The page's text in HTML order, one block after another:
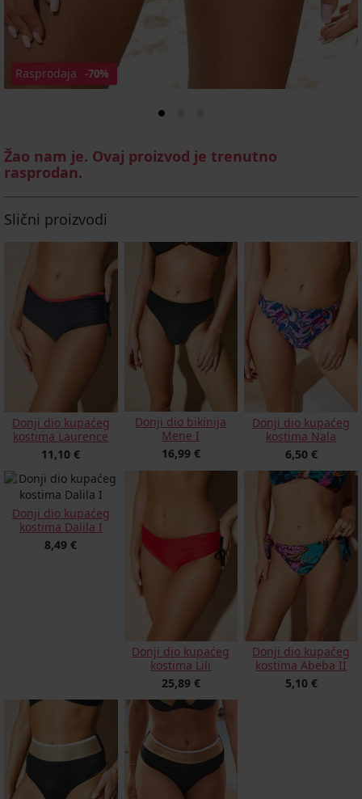
Rasprodaja -70%
Žao nam je. Ovaj proizvod je trenutno
rasprodan.
Slični proizvodi
Donji dio kupaćeg
kostima Laurence
11,10 €
Donji dio bikinija
Mene I
16,99 €
Donji dio kupaćeg
kostima Nala
6,50 €
Donji dio kupaćeg
kostima Dalila I
8,49 €
Donji dio kupaćeg
kostima Lili
25,89 €
Donji dio kupaćeg
kostima Abeba II
5,10 €